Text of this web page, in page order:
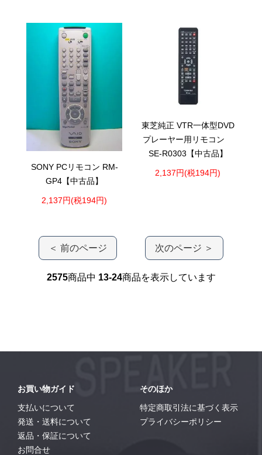
SONY PCリモコン RM-
GP4【中古品】
2,137円(税194円)
東芝純正 VTR一体型DVD
プレーヤー用リモコン
SE-R0303【中古品】
2,137円(税194円)
＜ 前のページ 次のページ ＞
2575商品中 13-24商品を表示しています
お買い物ガイド
支払いについて
発送・送料について
返品・保証について
お問合せ
そのほか
特定商取引法に基づく表示
プライバシーポリシー